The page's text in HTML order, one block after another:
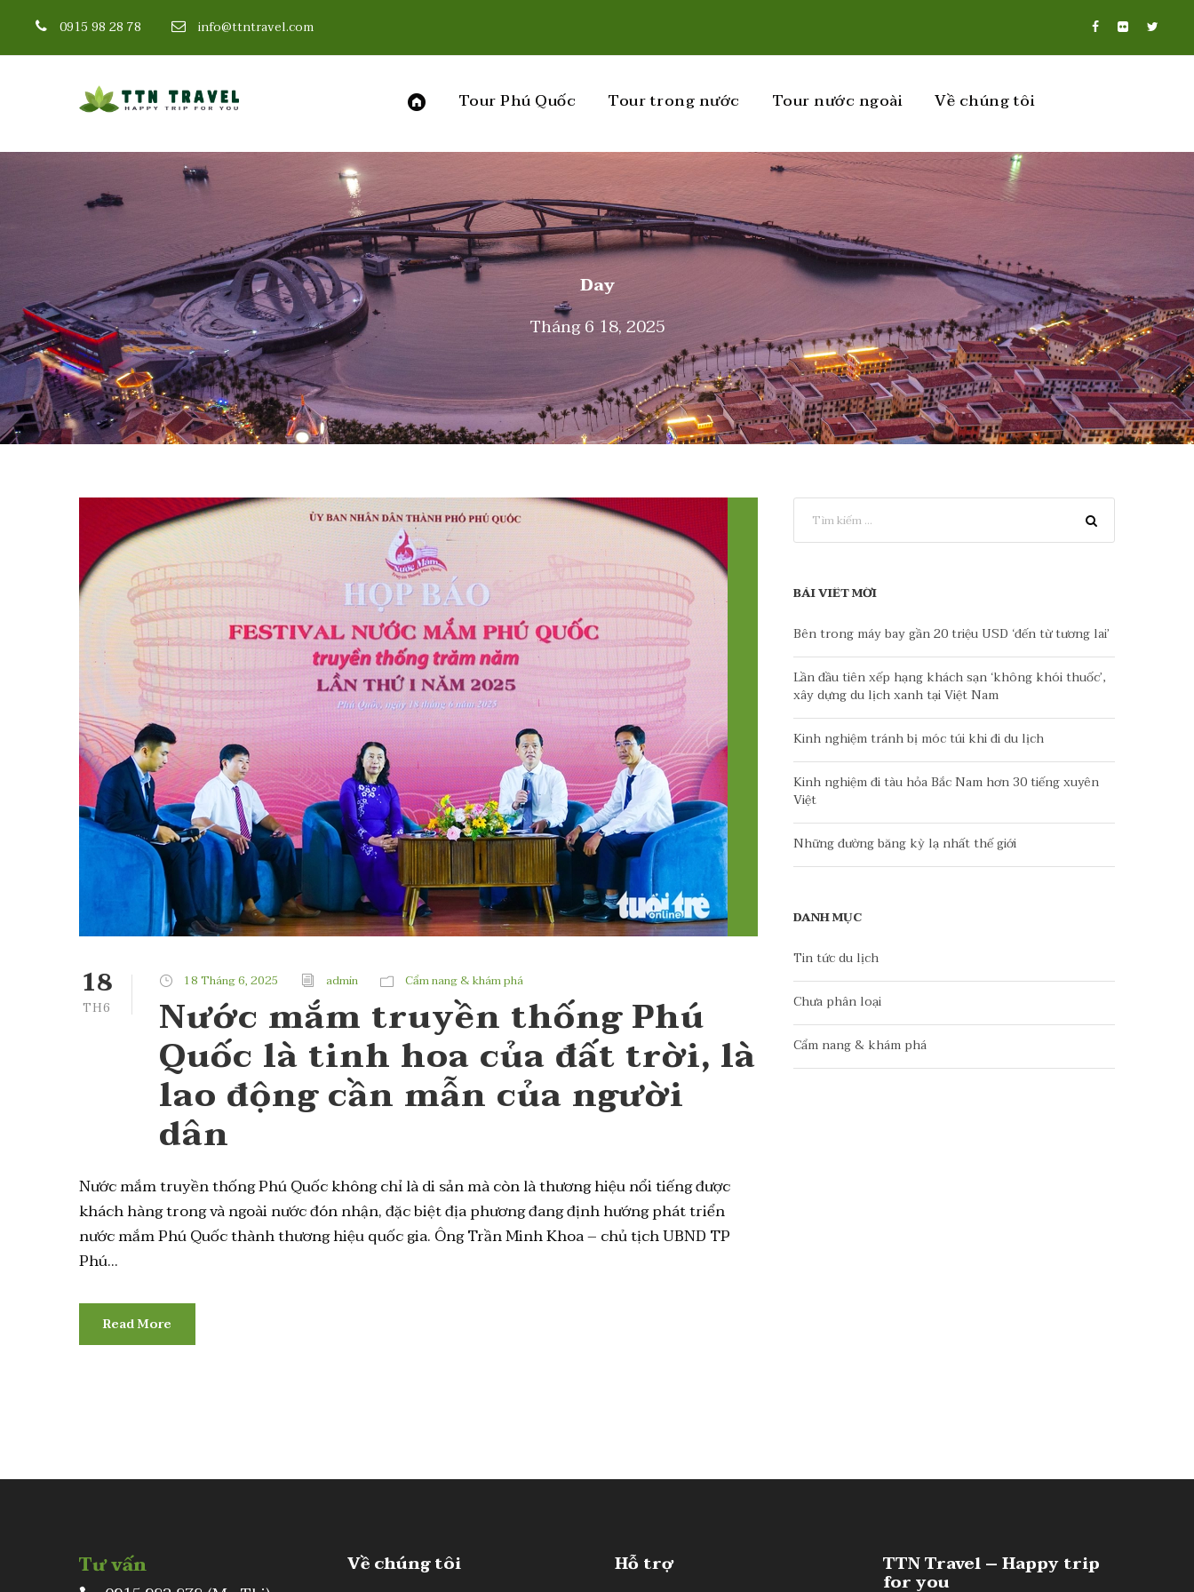
0915 98 28 78 info@ttntravel.com
Tour Phú Quốc Tour trong nước Tour nước ngoài Về chúng tôi
Day
Tháng 6 18, 2025
18
TH6
18 Tháng 6, 2025 admin Cẩm nang & khám phá
Nước mắm truyền thống Phú
Quốc là tinh hoa của đất trời, là
lao động cần mẫn của người
dân
Nước mắm truyền thống Phú Quốc không chỉ là di sản mà còn là thương hiệu nổi tiếng được
khách hàng trong và ngoài nước đón nhận, đặc biệt địa phương đang định hướng phát triển
nước mắm Phú Quốc thành thương hiệu quốc gia. Ông Trần Minh Khoa – chủ tịch UBND TP
Phú...
Read More
BÀI VIẾT MỚI
Bên trong máy bay gần 20 triệu USD ‘đến từ tương lai’
Lần đầu tiên xếp hạng khách sạn ‘không khói thuốc’,
xây dựng du lịch xanh tại Việt Nam
Kinh nghiệm tránh bị móc túi khi đi du lịch
Kinh nghiệm đi tàu hỏa Bắc Nam hơn 30 tiếng xuyên
Việt
Những đường băng kỳ lạ nhất thế giới
DANH MỤC
Tin tức du lịch
Chưa phân loại
Cẩm nang & khám phá
Tư vấn Về chúng tôi Hỗ trợ TTN Travel – Happy trip
for you